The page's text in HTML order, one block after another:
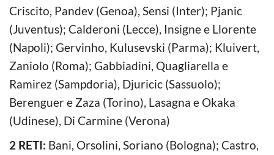
Criscito, Pandev (Genoa), Sensi (Inter); Pjanic
(Juventus); Calderoni (Lecce), Insigne e Llorente
(Napoli); Gervinho, Kulusevski (Parma); Kluivert,
Zaniolo (Roma); Gabbiadini, Quagliarella e
Ramirez (Sampdoria), Djuricic (Sassuolo);
Berenguer e Zaza (Torino), Lasagna e Okaka
(Udinese), Di Carmine (Verona)
2 RETI: Bani, Orsolini, Soriano (Bologna); Castro,